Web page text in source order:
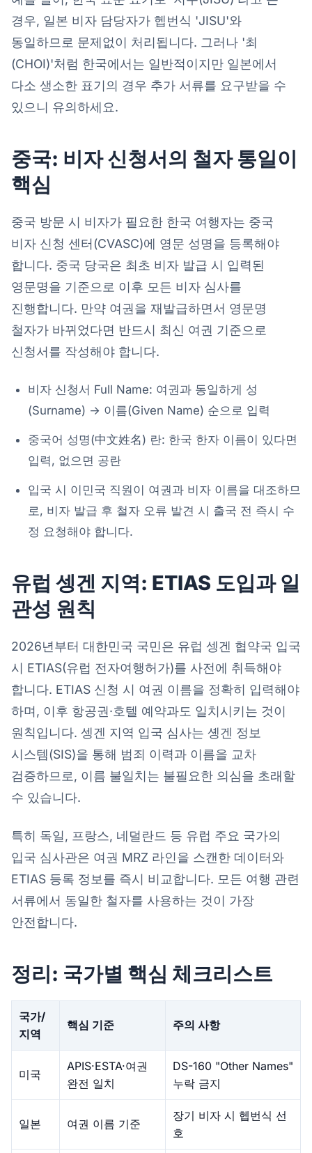
경우, 일본 비자 담당자가 헵번식 'JISU'와
동일하므로 문제없이 처리됩니다. 그러나 '최
(CHOI)'처럼 한국에서는 일반적이지만 일본에서
다소 생소한 표기의 경우 추가 서류를 요구받을 수
있으니 유의하세요.
중국: 비자 신청서의 철자 통일이
핵심
중국 방문 시 비자가 필요한 한국 여행자는 중국
비자 신청 센터(CVASC)에 영문 성명을 등록해야
합니다. 중국 당국은 최초 비자 발급 시 입력된
영문명을 기준으로 이후 모든 비자 심사를
진행합니다. 만약 여권을 재발급하면서 영문명
철자가 바뀌었다면 반드시 최신 여권 기준으로
신청서를 작성해야 합니다.
비자 신청서 Full Name: 여권과 동일하게 성
(Surname) → 이름(Given Name) 순으로 입력
중국어 성명(中文姓名) 란: 한국 한자 이름이 있다면
입력, 없으면 공란
입국 시 이민국 직원이 여권과 비자 이름을 대조하므
로, 비자 발급 후 철자 오류 발견 시 출국 전 즉시 수
정 요청해야 합니다.
유럽 셍겐 지역: ETIAS 도입과 일
관성 원칙
2026년부터 대한민국 국민은 유럽 셍겐 협약국 입국
시 ETIAS(유럽 전자여행허가)를 사전에 취득해야
합니다. ETIAS 신청 시 여권 이름을 정확히 입력해야
하며, 이후 항공권·호텔 예약과도 일치시키는 것이
원칙입니다. 셍겐 지역 입국 심사는 솅겐 정보
시스템(SIS)을 통해 범죄 이력과 이름을 교차
검증하므로, 이름 불일치는 불필요한 의심을 초래할
수 있습니다.
특히 독일, 프랑스, 네덜란드 등 유럽 주요 국가의
입국 심사관은 여권 MRZ 라인을 스캔한 데이터와
ETIAS 등록 정보를 즉시 비교합니다. 모든 여행 관련
서류에서 동일한 철자를 사용하는 것이 가장
안전합니다.
정리: 국가별 핵심 체크리스트
국가/
지역
핵심 기준 주의 사항
미국
APIS·ESTA·여권
완전 일치
DS-160 "Other Names"
누락 금지
일본 여권 이름 기준
장기 비자 시 헵번식 선
호